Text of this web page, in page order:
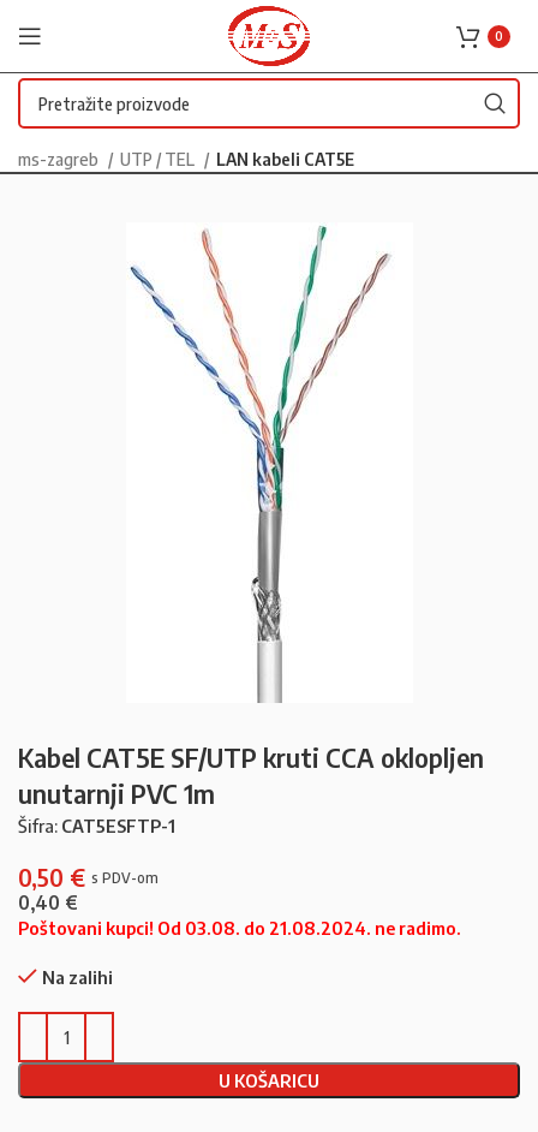
0
ms-zagreb UTP / TEL LAN kabeli CAT5E
Kabel CAT5E SF/UTP kruti CCA oklopljen
unutarnji PVC 1m
Šifra: CAT5ESFTP-1
0,50 €
0,40 €
Poštovani kupci! Od 03.08. do 21.08.2024. ne radimo.
Na zalihi
U KOŠARICU